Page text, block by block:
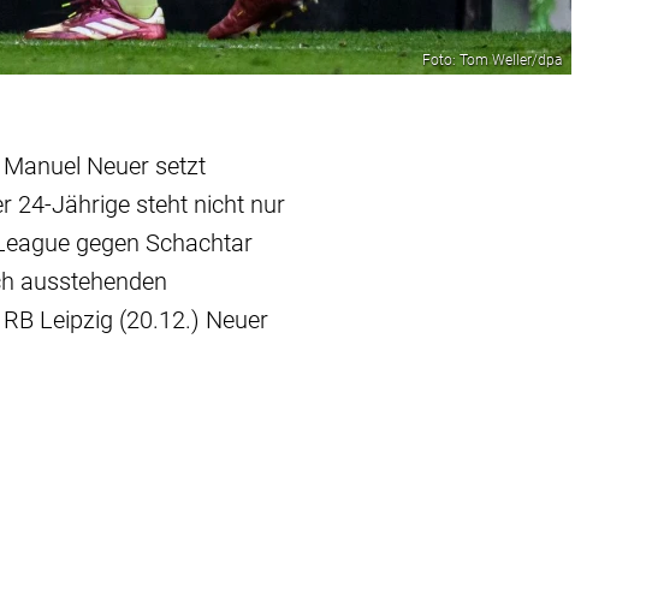
Foto: Tom Weller/dpa
Neuer setzt
24-Jährige steht nicht nur
gegen Schachtar
ausstehenden
Leipzig (20.12.) Neuer